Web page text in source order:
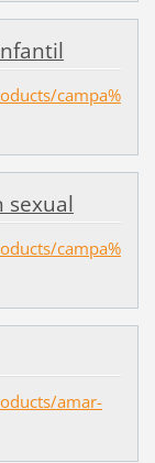
campa%
sexual
campa%
amar-